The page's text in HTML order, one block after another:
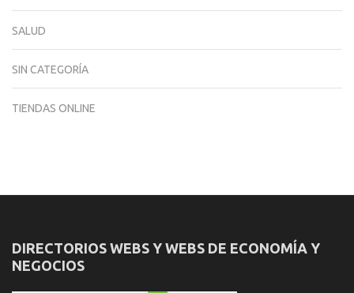
SALUD
SIN CATEGORÍA
TIENDAS ONLINE
DIRECTORIOS WEBS Y WEBS DE ECONOMÍA Y
NEGOCIOS